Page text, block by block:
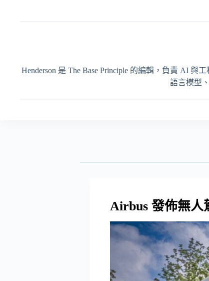
Henderson 是 The Base Principle 的編輯，負責 AI
語言模型
Airbus 發佈無人